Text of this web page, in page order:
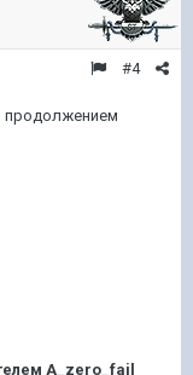
#4
продолжением
A_zero_fail